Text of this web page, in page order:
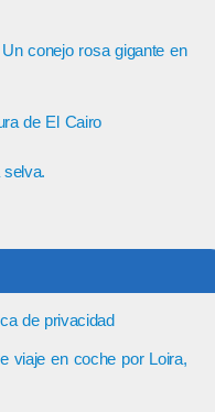
conejo rosa gigante en
de El Cairo
de privacidad
viaje en coche por Loira,